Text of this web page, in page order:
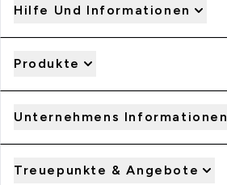
Hilfe Und Informationen
Produkte
Unternehmens Informationen
Treuepunkte & Angebote